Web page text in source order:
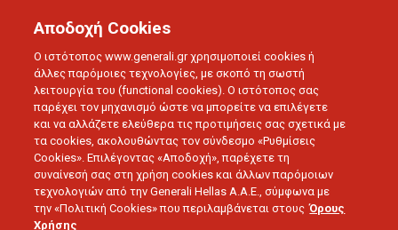
#LIVEWISELY
Αποδοχή Cookies
Ο ιστότοπος www.generali.gr χρησιμοποιεί cookies ή
άλλες παρόμοιες τεχνολογίες, με σκοπό τη σωστή
λειτουργία του (functional cookies). Ο ιστότοπος σας
παρέχει τον μηχανισμό ώστε να μπορείτε να επιλέγετε
και να αλλάζετε ελεύθερα τις προτιμήσεις σας σχετικά με
τα cookies, ακολουθώντας τον σύνδεσμο «Ρυθμίσεις
Cookies». Επιλέγοντας «Αποδοχή», παρέχετε τη
συναίνεσή σας στη χρήση cookies και άλλων παρόμοιων
τεχνολογιών από την Generali Hellas A.A.E., σύμφωνα με
την «Πολιτική Cookies» που περιλαμβάνεται στους Όρους
Χρήσης